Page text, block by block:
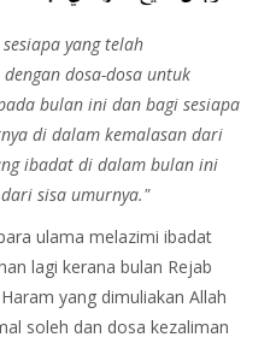
yang telah
dosa-dosa untuk
bulan ini dan bagi sesiapa
di dalam kemalasan dari
ibadat di dalam bulan ini
sisa umurnya."
ulama melazimi ibadat
lagi kerana bulan Rejab
yang dimuliakan Allah
soleh dan dosa kezaliman